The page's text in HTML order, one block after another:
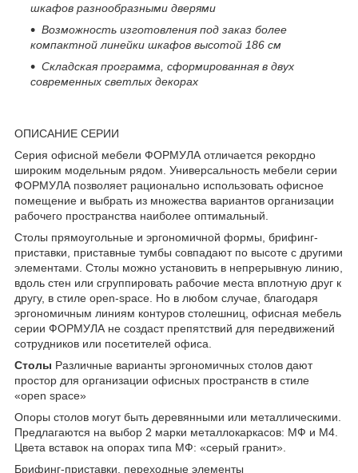
шкафов разнообразными дверями
Возможность изготовления под заказ более
компактной линейки шкафов высотой 186 см
Складская программа, сформированная в двух
современных светлых декорах
ОПИСАНИЕ СЕРИИ
Серия офисной мебели ФОРМУЛА отличается рекордно
широким модельным рядом. Универсальность мебели серии
ФОРМУЛА позволяет рационально использовать офисное
помещение и выбрать из множества вариантов организации
рабочего пространства наиболее оптимальный.
Столы прямоугольные и эргономичной формы, брифинг-
приставки, приставные тумбы совпадают по высоте с другими
элементами. Столы можно установить в непрерывную линию,
вдоль стен или сгруппировать рабочие места вплотную друг к
другу, в стиле open-space. Но в любом случае, благодаря
эргономичным линиям контуров столешниц, офисная мебель
серии ФОРМУЛА не создаст препятствий для передвижений
сотрудников или посетителей офиса.
Столы Различные варианты эргономичных столов дают
простор для организации офисных пространств в стиле
«open space»
Опоры столов могут быть деревянными или металлическими.
Предлагаются на выбор 2 марки металлокаркасов: МФ и М4.
Цвета вставок на опорах типа МФ: «серый гранит».
Брифинг-приставки, переходные элементы